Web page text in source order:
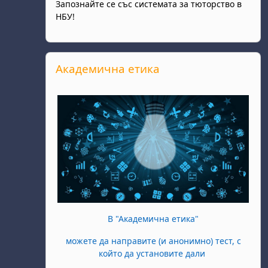
Запознайте се със системата за тюторство в
НБУ!
Прескочи Академична етика
Академична етика
В "Академична етика"
можете да направите (и анонимно) тест, с
който да установите дали